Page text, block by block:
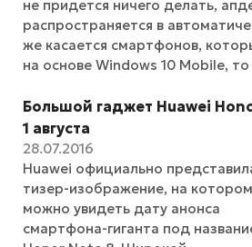
не придется ничего делать,
распространяется в
же касается смартфонов,
на основе Windows 10 Mobile, то
Большой гаджет Huawei
1 августа
28.07.2016
Huawei официально
тизер-изображение, на котором
можно увидеть дату анонса
смартфона-гиганта под